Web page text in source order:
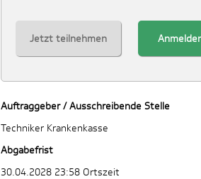
Jetzt teilnehmen
Auftraggeber / Ausschreibende Stelle
Techniker Krankenkasse
Abgabefrist
30.04.2028 23:58 Ortszeit